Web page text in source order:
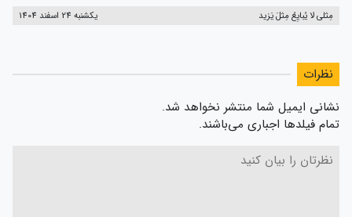
مِثلی لا یُبایِعُ مِثلَ یَزید
یکشنبه 24 اسفند 1404
نظرات
نشانی ایمیل شما منتشر نخواهد شد.
تمام فیلدها اجباری می‌باشند.